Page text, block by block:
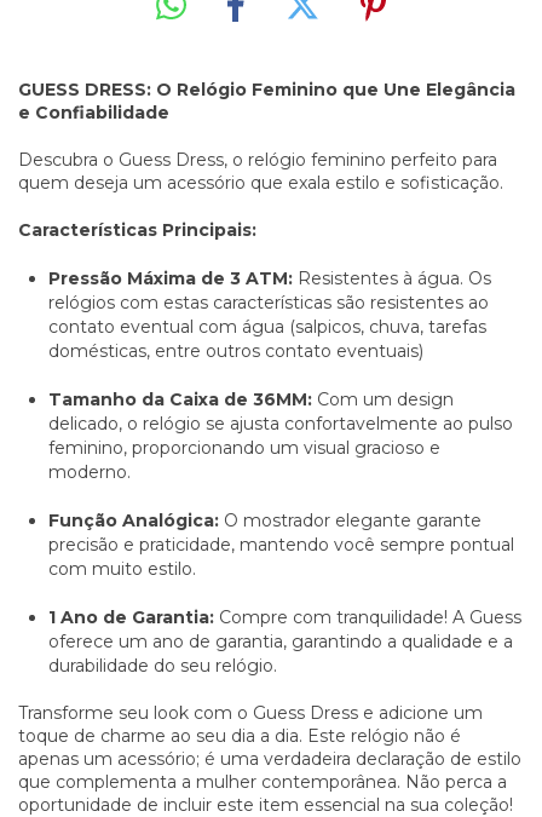
GUESS DRESS: O Relógio Feminino que Une Elegância
e Confiabilidade
Descubra o Guess Dress, o relógio feminino perfeito para
quem deseja um acessório que exala estilo e sofisticação.
Características Principais:
Pressão Máxima de 3 ATM: Resistentes à água. Os
relógios com estas características são resistentes ao
contato eventual com água (salpicos, chuva, tarefas
domésticas, entre outros contato eventuais)
Tamanho da Caixa de 36MM: Com um design
delicado, o relógio se ajusta confortavelmente ao pulso
feminino, proporcionando um visual gracioso e
moderno.
Função Analógica: O mostrador elegante garante
precisão e praticidade, mantendo você sempre pontual
com muito estilo.
1 Ano de Garantia: Compre com tranquilidade! A Guess
oferece um ano de garantia, garantindo a qualidade e a
durabilidade do seu relógio.
Transforme seu look com o Guess Dress e adicione um
toque de charme ao seu dia a dia. Este relógio não é
apenas um acessório; é uma verdadeira declaração de estilo
que complementa a mulher contemporânea. Não perca a
oportunidade de incluir este item essencial na sua coleção!